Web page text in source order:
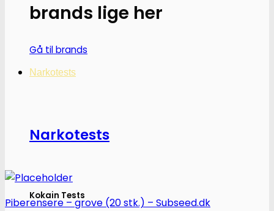
brands lige her
Gå til brands
Narkotests
Narkotests
Kokain Tests
Piberensere – grove (20 stk.) – Subseed.dk